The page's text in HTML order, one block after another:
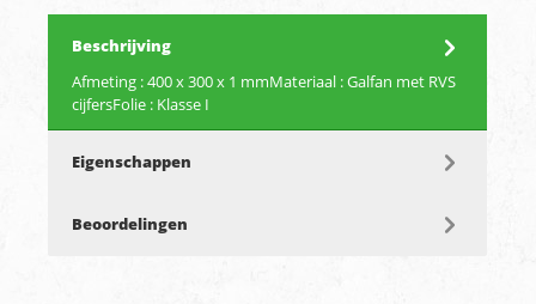
Beschrijving
Afmeting : 400 x 300 x 1 mmMateriaal : Galfan met RVS
cijfersFolie : Klasse I
Eigenschappen
Beoordelingen